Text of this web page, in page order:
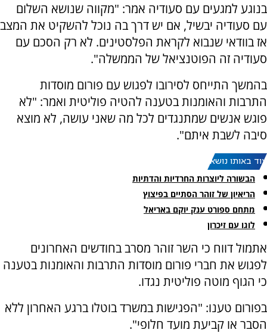
בנוגע למגעים עם סעודיה אמר: "מקווה שנושא השלום
עם סעודיה יבשיל, אם יש דרך בה נוכל להשקיט את המצב
אז בוודאי שנבוא לקראת הפלסטינים. לא רק הסכם עם
סעודיה זה הפוטנציאל של הממשלה".
בהמשך התייחס לסירובו לפגוש עם פורום מוסדות
התרבות והאומנות בטענה להטיה פוליטית ואמר: "לא
פוגש אנשים שמתנגדים לכל מה שאני עושה, לא מוצא
סיבה לשבת איתם".
עוד באותו נושא:
הבשורה ליוצרות החרדיות והדתיות
הריאיון של זוהר הסתיים בפיצוץ
מתחם ספורט ענק יוקם באריאל
לוגו עם זיכרון
אתמול דווח כי השר זוהר מסרב בחודשים האחרונים
לפגוש את חברי פורום מוסדות התרבות והאומנות בטענה
כי הגוף מוטה פוליטית נגדו.
בפורום טענו: "הפגישות במשרד בוטלו ברגע האחרון ללא
הסבר או קביעת מועד חלופי".